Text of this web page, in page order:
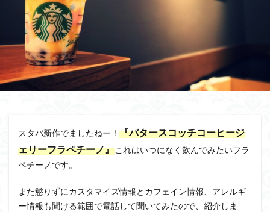
スタバ新作でましたねー！ 『バタースコッチコーヒージ
ェリーフラペチーノ』これはいつになく飲んでみたいフラ
ペチーノです。
また懲りずにカスタマイズ情報とカフェイン情報、アレルギ
ー情報も聞ける範囲で電話して聞いてみたので、紹介しま